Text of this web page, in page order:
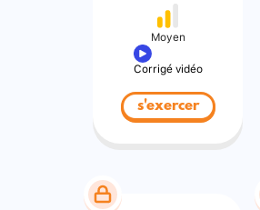
Moyen
Corrigé vidéo
s'exercer